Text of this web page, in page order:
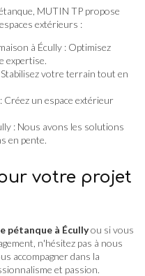
MUTIN TP propose
extérieurs :
à Écully : Optimisez
expertise.
Stabilisez votre terrain tout en
: Créez un espace extérieur
: Nous avons les solutions
en pente.
votre projet
pétanque à Écullyou si vous
n'hésitez pas à nous
accompagner dans la
et passion.